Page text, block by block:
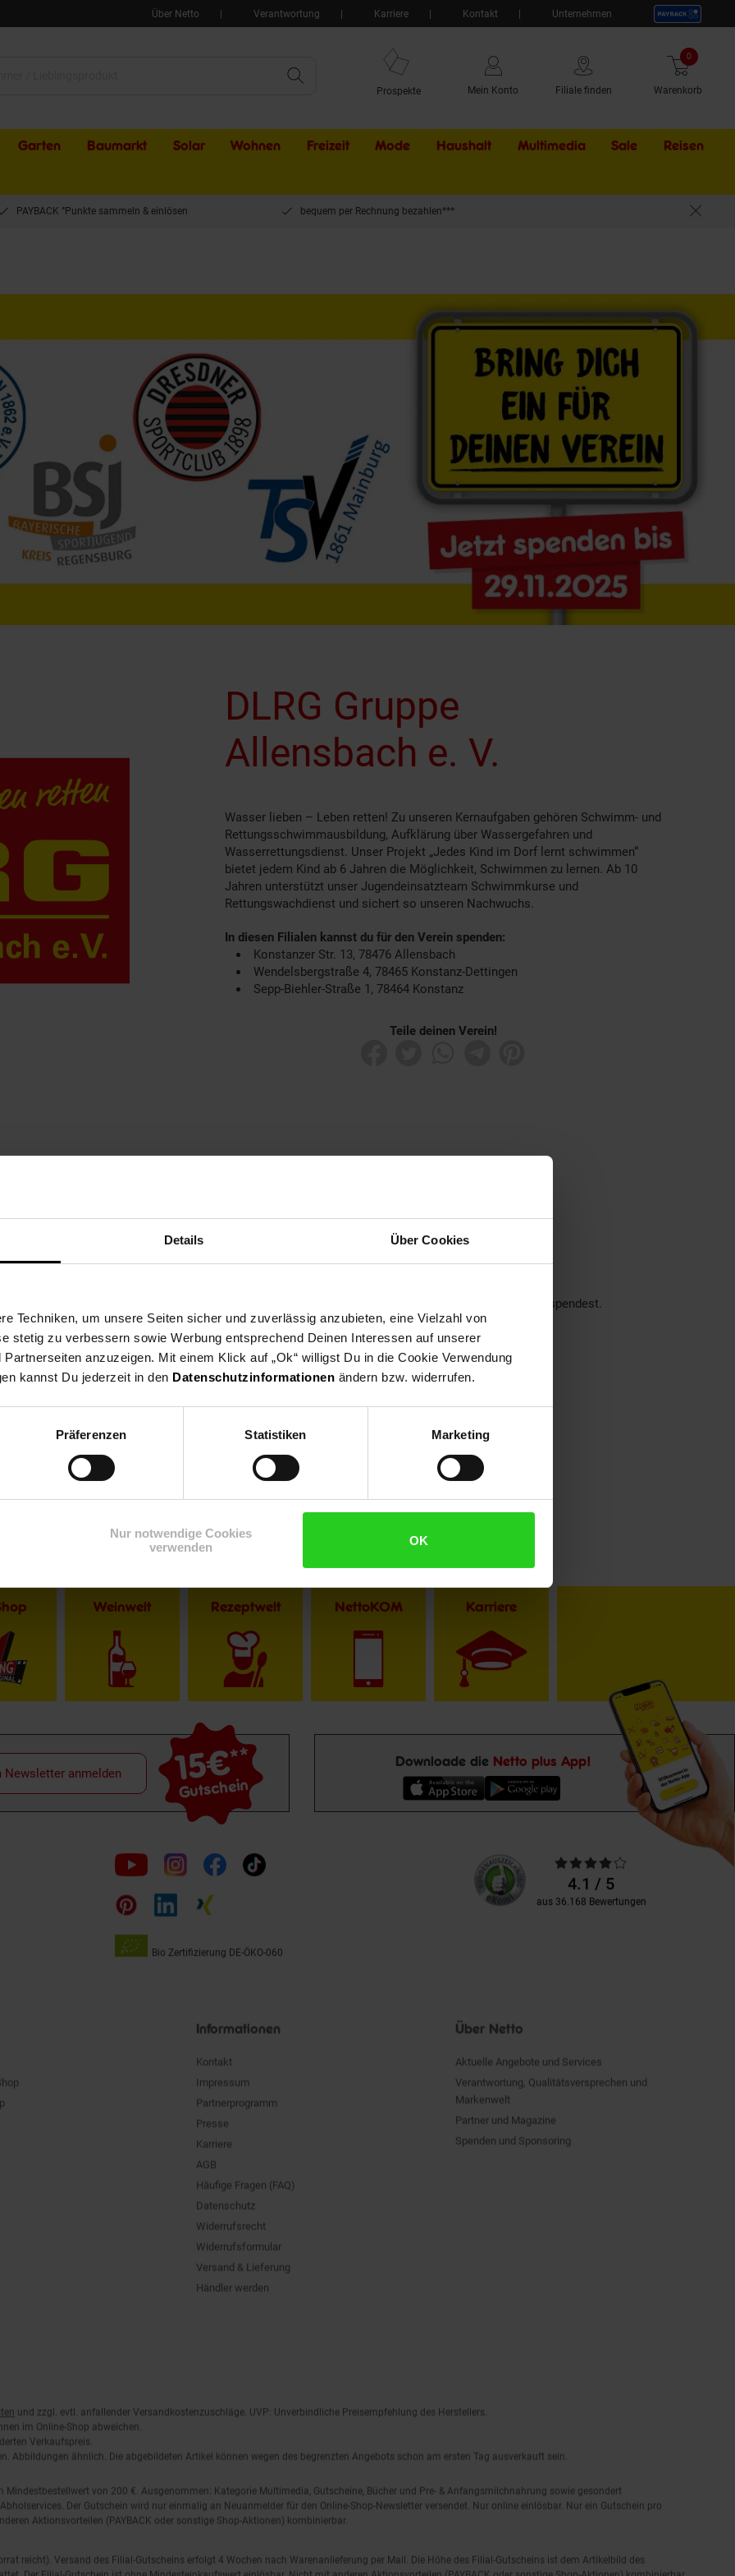
Details Über Cookies
Techniken, um unsere Seiten sicher und zuverlässig anzubieten, eine Vielzahl von
stetig zu verbessern sowie Werbung entsprechend Deinen Interessen auf unserer
anzuzeigen. Mit einem Klick auf „Ok“ willigst Du in die Cookie Verwendung
kannst Du jederzeit in den Datenschutzinformationen ändern bzw. widerrufen.
Präferenzen Statistiken Marketing
Nur notwendige Cookies
verwenden
OK
Über Netto Verantwortung Karriere Kontakt Unternehmen
Prospekte Mein Konto Filiale finden Warenkorb
0 Artikel
Garten Baumarkt Solar Wohnen Freizeit Mode Haushalt Multimedia Sale Externer
Reisen
PAYBACK °Punkte sammeln & einlösen bequem per Rechnung bezahlen***
DLRG Gruppe
Allensbach e. V.
Wasser lieben – Leben retten! Zu unseren Kernaufgaben gehören Schwimm- und
Rettungsschwimmausbildung, Aufklärung über Wassergefahren und
Wasserrettungsdienst. Unser Projekt „Jedes Kind im Dorf lernt schwimmen“
bietet jedem Kind ab 6 Jahren die Möglichkeit, Schwimmen zu lernen. Ab 10
Jahren unterstützt unser Jugendeinsatzteam Schwimmkurse und
Rettungswachdienst und sichert so unseren Nachwuchs.
In diesen Filialen kannst du für den Verein spenden:
Konstanzer Str. 13, 78476 Allensbach
Wendelsbergstraße 4, 78465 Konstanz-Dettingen
Sepp-Biehler-Straße 1, 78464 Konstanz
Teile deinen Verein!
die Vereine aus deiner Region
nehmen deutschlandweit als Spendenpartner teil und freuen sich über deine Unterstützung.
du an der Kasse auf den nächsten 10 ct Betrag aufrundest oder dein Pfand am Pfandautomaten spendest.
Verein du in deiner Region unterstützen kannst findest du hier heraus:
Zurück zu Vereinsspende
Weinwelt Rezeptwelt NettoKOM Karriere
15€**
Gutschein
Newsletter anmelden
Downloade die Netto plus App!
Folge
uns
auf
Bio Zertifizierung DE-ÖKO-060
Unsere
Kundenbewertungen
Durchschnittliche
Bewertungen4.1 / 5
aus 36.168 Bewertungen
Impressum
Partnerprogramm
Presse
Karriere
AGB
Häufige Fragen (FAQ)
Datenschutz
Widerrufsrecht
Widerrufsformular
Versand & Lieferung
Händler werden
Verantwortung, Qualitätsversprechen und
Markenwelt
Partner und Magazine
Spenden und Sponsoring
im Online-Shop abweichen.
Verkaufspreis.
Abbildungen ähnlich. Die abgebildeten Artikel können wegen des begrenzten Angebots schon am ersten Tag ausverkauft sein.
von 200 €. Ausgenommen: Kategorie Multimedia, Gutscheine, Bücher und Pre- & Anfangsmilchnahrung sowie gesondert
Der Gutschein wird nur einmalig an Neuanmelder für den Online-Shop-Newsletter versendet. Nur online einlösbar. Nur ein Gutschein pro
Aktionsvorteilen (PAYBACK oder sonstige Shop-Aktionen) kombinierbar.
reicht). Versand des Filial-Gutscheins erfolgt 4 Wochen nach Warenanlieferung per Mail. Die Höhe des Filial-Gutscheins ist dem Artikelbild des
Der Filial-Gutschein ist ohne Mindesteinkaufswert einlösbar. Nicht mit anderen Aktionsvorteilen (PAYBACK oder sonstige Shop-Aktionen) kombinierbar.